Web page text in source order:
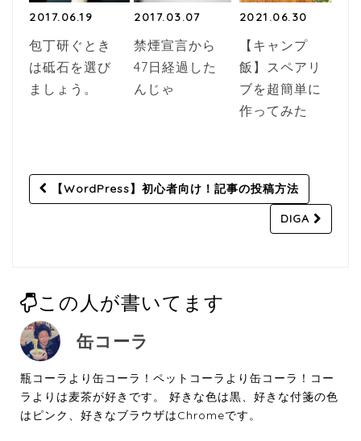
2017.06.19
包丁研ぐとき
は砥石を選び
ましょう。
2017.03.07
禁煙宣言から
47日経過した
んじゃ
2021.06.30
【キャンプ
飯】スペアリ
ブを超簡単に
作ってみた
Post
navigation
【WordPress】初心者向け！記事の投稿方法
DIGA
この人が書いてます
缶コーラ
瓶コーラより缶コーラ！ペットコーラより缶コーラ！コー
ラよりは麦茶が好きです。 好きな色は黒、好きな付箋の色
はピンク、好きなブラウザはChromeです。